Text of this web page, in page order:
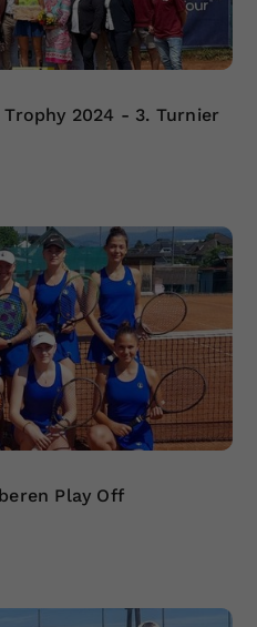
Trophy 2024 - 3. Turnier
Play Off